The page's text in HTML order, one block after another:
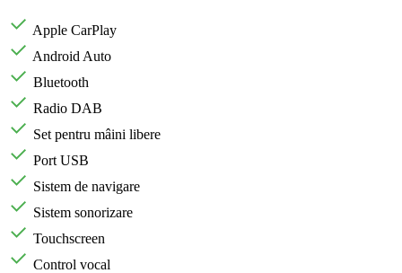
Apple CarPlay
Android Auto
Bluetooth
Radio DAB
Set pentru mâini libere
Port USB
Sistem de navigare
Sistem sonorizare
Touchscreen
Control vocal